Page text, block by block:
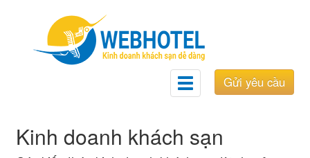
Gửi yêu cầu
Toggle
navigation
Kinh doanh khách sạn